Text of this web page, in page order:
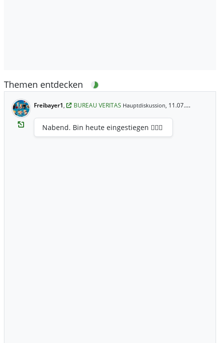
Themen entdecken
Freibayer1, BUREAU VERITAS Hauptdiskussion, 11.07.2025 19:30 Uhr
Nabend. Bin heute eingestiegen 🙋🏻‍♂️